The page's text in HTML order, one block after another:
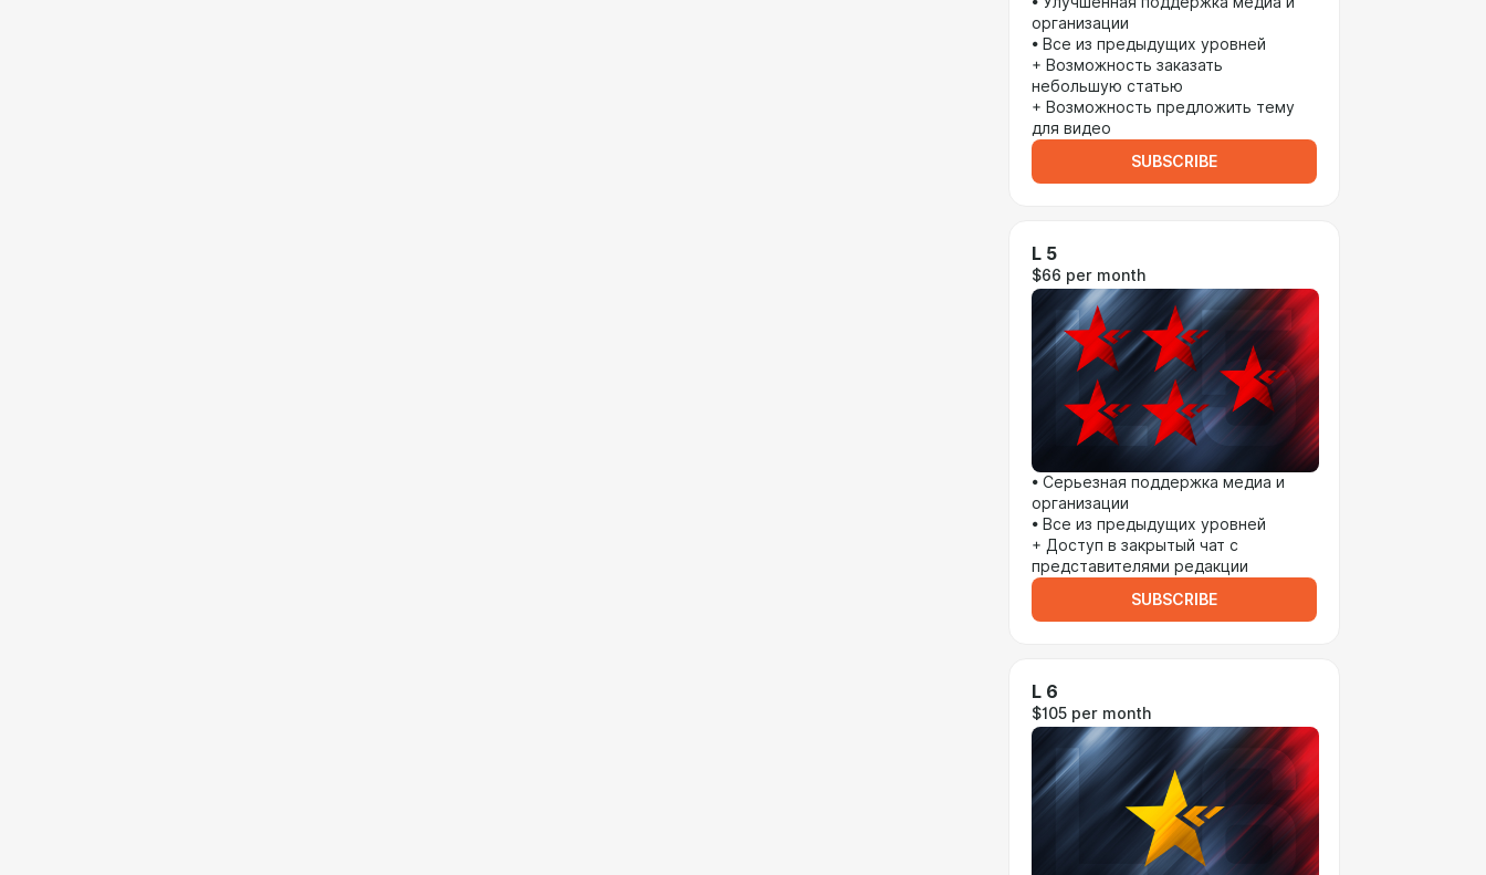
организации
• Все из предыдущих уровней
+ Возможность заказать
небольшую статью
+ Возможность предложить тему
для видео
SUBSCRIBE
L 5
$66 per month
• Серьезная поддержка медиа и
организации
• Все из предыдущих уровней
+ Доступ в закрытый чат с
представителями редакции
SUBSCRIBE
L 6
$105 per month